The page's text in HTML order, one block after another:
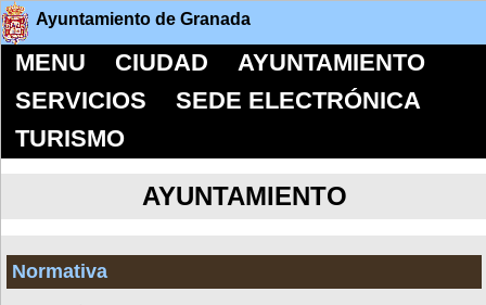
Ayuntamiento de Granada
MENU CIUDAD
AYUNTAMIENTO
SERVICIOS
SEDE ELECTRÓNICA
TURISMO
AYUNTAMIENTO
Normativa